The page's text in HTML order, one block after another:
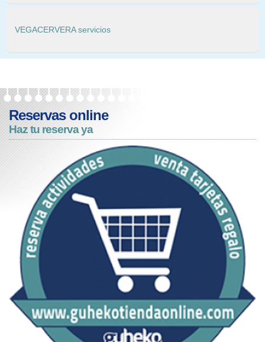
VEGACERVERA servicios
Reservas online
Haz tu reserva ya